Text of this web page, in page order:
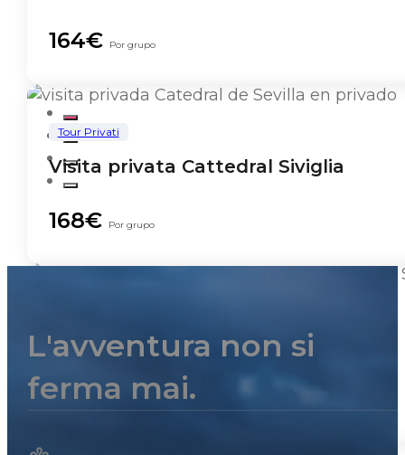
164€ Por grupo
Tour Privati
Visita privata Cattedral Siviglia
168€ Por grupo
Palazzo de Dueñas
252€
L'avventura non si
ferma mai.